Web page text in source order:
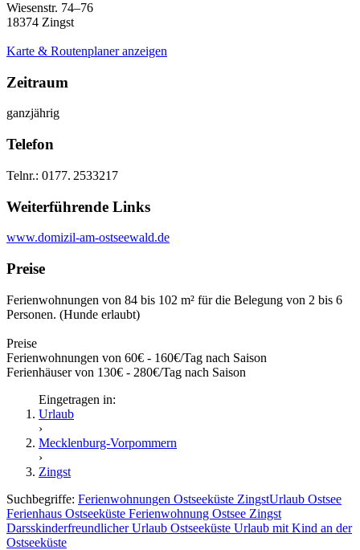
Wiesenstr. 74–76
18374 Zingst
Karte & Routenplaner anzeigen
Zeitraum
ganzjährig
Telefon
Telnr.: 0177. 2533217
Weiterführende Links
www.domizil-am-ostseewald.de
Preise
Ferienwohnungen von 84 bis 102 m² für die Belegung von 2 bis 6
Personen. (Hunde erlaubt)
Preise
Ferienwohnungen von 60€ - 160€/Tag nach Saison
Ferienhäuser von 130€ - 280€/Tag nach Saison
Eingetragen in:
Urlaub
›
Mecklenburg-Vorpommern
›
Zingst
Suchbegriffe: Ferienwohnungen Ostseeküste ZingstUrlaub Ostsee
Ferienhaus Ostseeküste Ferienwohnung Ostsee Zingst
Darsskinderfreundlicher Urlaub Ostseeküste Urlaub mit Kind an der
Ostseeküste